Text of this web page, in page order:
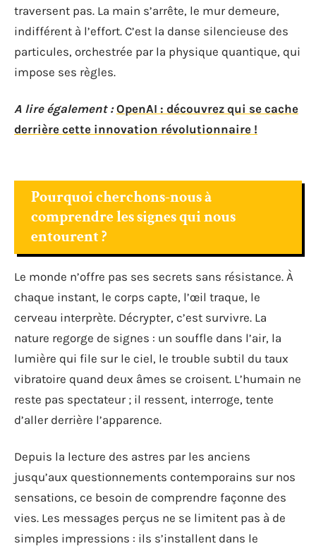
traversent pas. La main s’arrête, le mur demeure,
indifférent à l’effort. C’est la danse silencieuse des
particules, orchestrée par la physique quantique, qui
impose ses règles.
A lire également : OpenAI : découvrez qui se cache
derrière cette innovation révolutionnaire !
Pourquoi cherchons-nous à
comprendre les signes qui nous
entourent ?
Le monde n’offre pas ses secrets sans résistance. À
chaque instant, le corps capte, l’œil traque, le
cerveau interprète. Décrypter, c’est survivre. La
nature regorge de signes : un souffle dans l’air, la
lumière qui file sur le ciel, le trouble subtil du taux
vibratoire quand deux âmes se croisent. L’humain ne
reste pas spectateur ; il ressent, interroge, tente
d’aller derrière l’apparence.
Depuis la lecture des astres par les anciens
jusqu’aux questionnements contemporains sur nos
sensations, ce besoin de comprendre façonne des
vies. Les messages perçus ne se limitent pas à de
simples impressions : ils s’installent dans le